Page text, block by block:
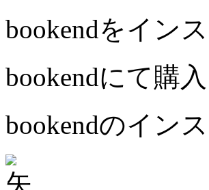
bookendをイン
bookendにて購
bookendのイン